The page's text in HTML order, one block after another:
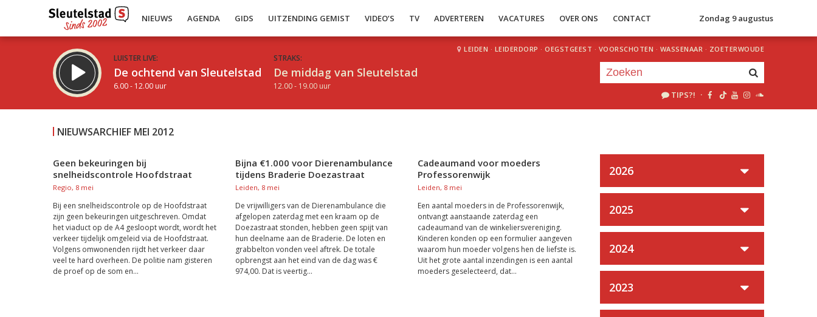
NIEUWS AGENDA GIDS UITZENDING GEMIST VIDEO’S TV ADVERTEREN VACATURES OVER ONS CONTACT Zondag 9 augustus
LUISTER LIVE:
De ochtend van Sleutelstad
6.00 - 12.00 uur
STRAKS:
De middag van Sleutelstad
12.00 - 19.00 uur
LEIDEN · LEIDERDORP · OEGSTGEEST · VOORSCHOTEN · WASSENAAR · ZOETERWOUDE
TIPS?! ·
Inklappen
NIEUWSARCHIEF MEI 2012
Geen bekeuringen bij
snelheidscontrole Hoofdstraat
Regio, 8 mei
Bij een snelheidscontrole op de Hoofdstraat
zijn geen bekeuringen uitgeschreven. Omdat
het viaduct op de A4 gesloopt wordt, wordt het
verkeer tijdelijk omgeleid via de Hoofdstraat.
Volgens omwonenden rijdt het verkeer daar
veel te hard overheen. De politie nam gisteren
de proef op de som en...
Bijna €1.000 voor Dierenambulance
tijdens Braderie Doezastraat
Leiden, 8 mei
De vrijwilligers van de Dierenambulance die
afgelopen zaterdag met een kraam op de
Doezastraat stonden, hebben geen spijt van
hun deelname aan de Braderie. De loten en
grabbelton vonden veel aftrek. De totale
opbrengst aan het eind van de dag was €
974,00. Dat is veertig...
Cadeaumand voor moeders
Professorenwijk
Leiden, 8 mei
Een aantal moeders in de Professorenwijk,
ontvangt aanstaande zaterdag een
cadeaumand van de winkeliersvereniging.
Kinderen konden op een formulier aangeven
waarom hun moeder volgens hen de liefste is.
Uit het grote aantal inzendingen is een aantal
moeders geselecteerd, dat...
2026
2025
2024
2023